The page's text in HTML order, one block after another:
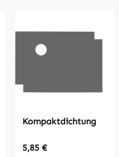
Kompaktdichtung
Regulärer Preis:
5,85 €